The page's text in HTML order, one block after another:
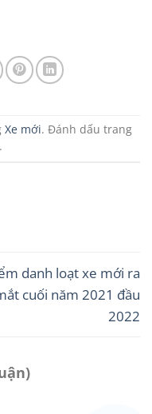
Xe mới. Đánh dấu trang
.
danh loạt xe mới ra
cuối năm 2021 đầu
2022